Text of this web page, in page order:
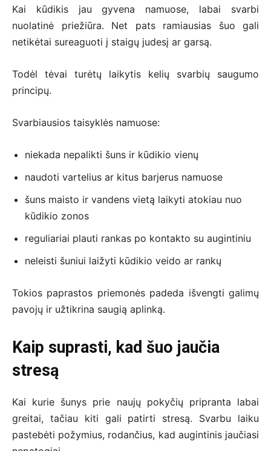
Kai kūdikis jau gyvena namuose, labai svarbi
nuolatinė priežiūra. Net pats ramiausias šuo gali
netikėtai sureaguoti į staigų judesį ar garsą.
Todėl tėvai turėtų laikytis kelių svarbių saugumo
principų.
Svarbiausios taisyklės namuose:
niekada nepalikti šuns ir kūdikio vienų
naudoti vartelius ar kitus barjerus namuose
šuns maisto ir vandens vietą laikyti atokiau nuo
kūdikio zonos
reguliariai plauti rankas po kontakto su augintiniu
neleisti šuniui laižyti kūdikio veido ar rankų
Tokios paprastos priemonės padeda išvengti galimų
pavojų ir užtikrina saugią aplinką.
Kaip suprasti, kad šuo jaučia
stresą
Kai kurie šunys prie naujų pokyčių pripranta labai
greitai, tačiau kiti gali patirti stresą. Svarbu laiku
pastebėti požymius, rodančius, kad augintinis jaučiasi